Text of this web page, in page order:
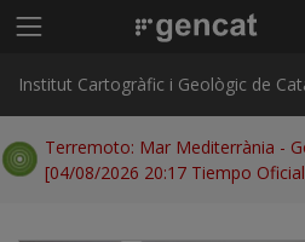
Menú principal
Institut Cartogràfic i Geològic de
Terremoto: Mar Mediterrània -
[04/08/2026 20:17 Tiempo